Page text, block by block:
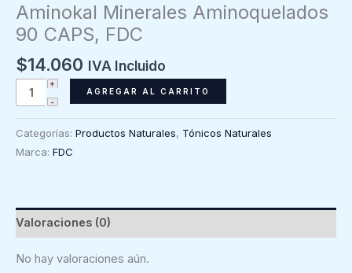
Aminokal Minerales Aminoquelados
90 CAPS, FDC
$14.060 IVA Incluido
Aminokal
Minerales
AGREGAR AL CARRITO
Categorías: Productos Naturales, Tónicos Naturales
Marca: FDC
Valoraciones (0)
No hay valoraciones aún.